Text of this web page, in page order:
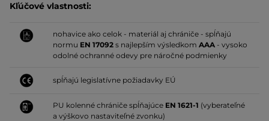
Kľúčové vlastnosti:
nohavice ako celok - materiál aj chrániče - spĺňajú
normu EN 17092 s najlepším výsledkom AAA - vysoko
odolné ochranné odevy pre náročné podmienky
spĺňajú legislatívne požiadavky EÚ
PU kolenné chrániče spĺňajúce EN 1621-1 (vyberateľné
a výškovo nastaviteľné zvonku)